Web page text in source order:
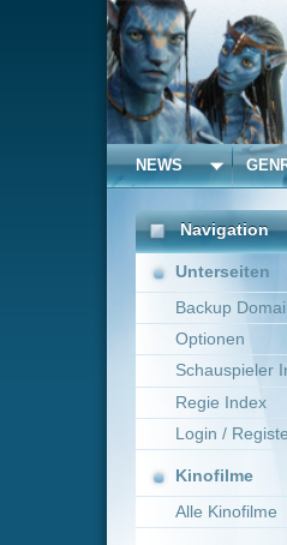
NEWS GENRES
Navigation
Unterseiten
Backup Domains
Optionen
Schauspieler Index
Regie Index
Login / Register
Kinofilme
Alle Kinofilme
Beliebte